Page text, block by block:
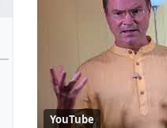
YouTube